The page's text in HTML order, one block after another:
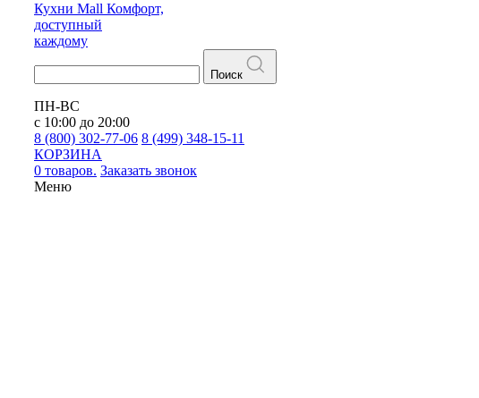
Кухни Mall Комфорт,
доступный
каждому
Поиск
ПН-ВС
с 10:00 до 20:00
8 (800) 302-77-06 8 (499) 348-15-11
КОРЗИНА
0 товаров. Заказать звонок
Меню